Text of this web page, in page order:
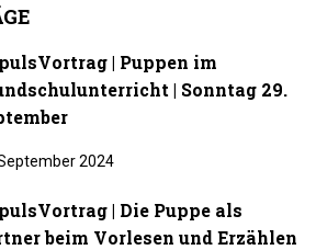
| Puppen im
| Sonntag 29.
2024
| Die Puppe als
beim Vorlesen und Erzählen